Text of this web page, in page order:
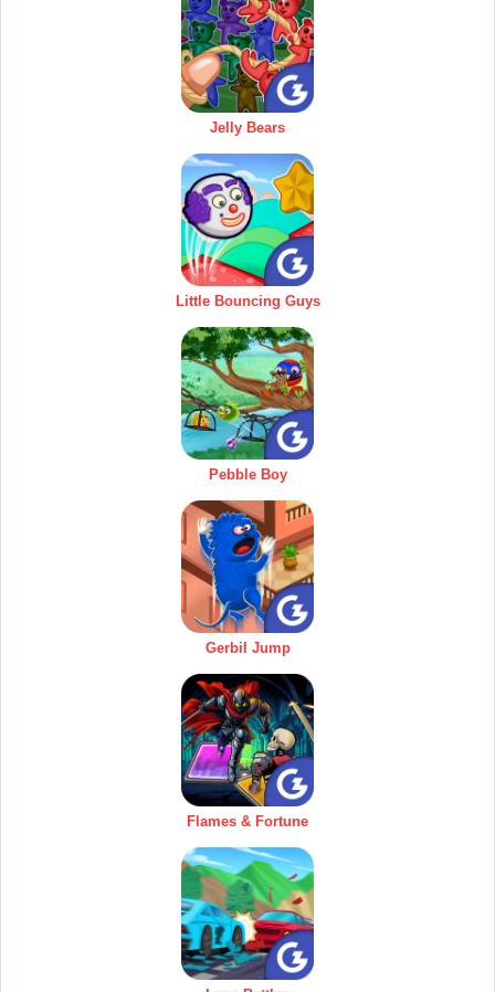
Jelly Bears
Little Bouncing Guys
Pebble Boy
Gerbil Jump
Flames & Fortune